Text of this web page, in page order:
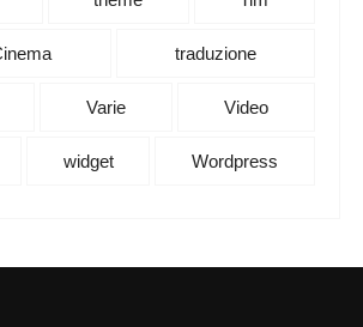
traduzione
Varie Video
widget Wordpress